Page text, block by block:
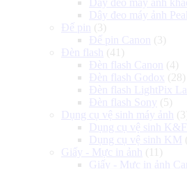
Dây đeo máy ảnh khác
Dây đeo máy ảnh
Đế pin
(3)
Đế pin Canon
(3)
Đèn flash
(41)
Đèn flash Canon
(4)
Đèn flash Godox (28)
Đèn flash LightPix
Đèn flash Sony (5)
Dụng cụ vệ sinh máy ảnh
Dụng cụ vệ sinh
Dụng cụ vệ sinh KM
Giấy - Mực in ảnh
(11)
Giấy - Mực in ảnh